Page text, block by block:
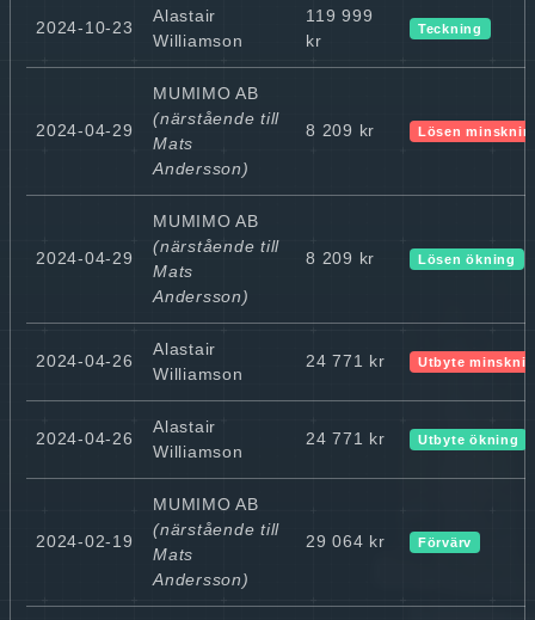
2024-10-23
Alastair
Williamson
119 999
kr
Teckning
2024-04-29
MUMIMO AB
(närstående till
Mats
Andersson)
8 209 kr Lösen
2024-04-29
MUMIMO AB
(närstående till
Mats
Andersson)
8 209 kr Lösen ökning
2024-04-26
Alastair
Williamson
24 771 kr Utbyte
2024-04-26
Alastair
Williamson
24 771 kr Utbyte ökning
2024-02-19
MUMIMO AB
(närstående till
Mats
Andersson)
29 064 kr Förvärv